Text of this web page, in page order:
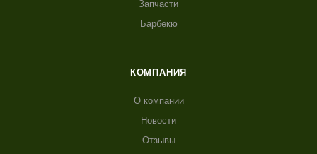
Запчасти
Барбекю
КОМПАНИЯ
О компании
Новости
Отзывы